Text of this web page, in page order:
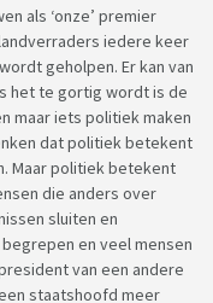
als ‘onze’ premier
iedere keer
geholpen. Er kan van
het te gortig wordt is de
maar iets politiek maken
dat politiek betekent
Maar politiek betekent
die anders over
sluiten en
en veel mensen
van een andere
staatshoofd meer